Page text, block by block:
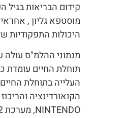
קידום הבריאות בגיל
מוסטפא גליון ,
היכולות התפקודיות
מנתוני ההלמ"ס עולה שבשנת 2021 חיים בישראל כ-1.163 מיליון תושבים בני 65 ומעלה. כ-41%
תוחלת החיים עומדת כיום על 80.5 שנים בקרב גברים ועל
העלייה בתוחלת
הקואורדינציה
NINTENDO, מערכת OBIE2 וחדר סנוזלן ובטיפולי פיזיותרפיה : מערכות בלייזפוד ובובופרו.